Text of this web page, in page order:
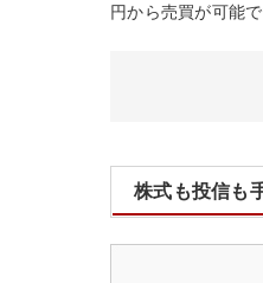
円から売買が可能で
株式も投信も